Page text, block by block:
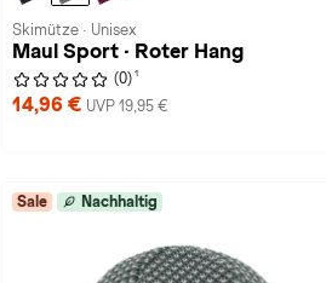
Skimütze · Unisex
Maul Sport · Roter Hang
(0) 1
14,96 € UVP 19,95 €
Sale Nachhaltig